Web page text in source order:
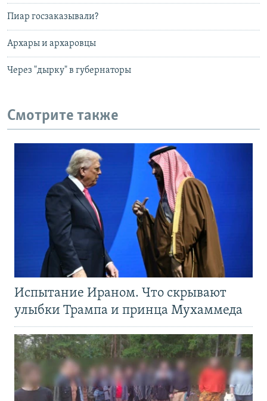
Пиар госзаказывали?
Архары и архаровцы
Через "дырку" в губернаторы
Смотрите также
Испытание Ираном. Что скрывают
улыбки Трампа и принца Мухаммеда